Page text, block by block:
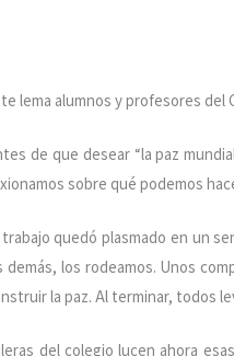
lema alumnos y profesores del
de que desear “la paz
sobre qué podemos
quedó plasmado en un
demás, los rodeamos. Unos
la paz. Al terminar, todos
del colegio lucen ahora